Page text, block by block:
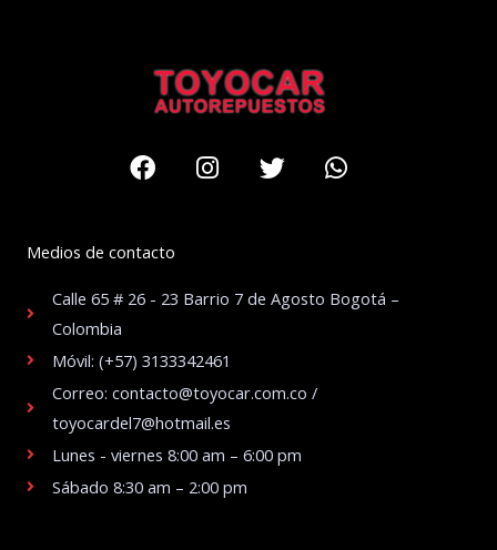
FacebookInstagram
TwitterWhatsapp
Medios de contacto
Calle 65 # 26 - 23 Barrio 7 de Agosto Bogotá –
Colombia
Móvil: (+57) 3133342461
Correo: contacto@toyocar.com.co /
toyocardel7@hotmail.es
Lunes - viernes 8:00 am – 6:00 pm
Sábado 8:30 am – 2:00 pm